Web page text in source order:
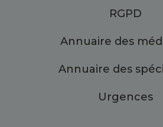
RGPD
Annuaire des
Annuaire des
Urgences